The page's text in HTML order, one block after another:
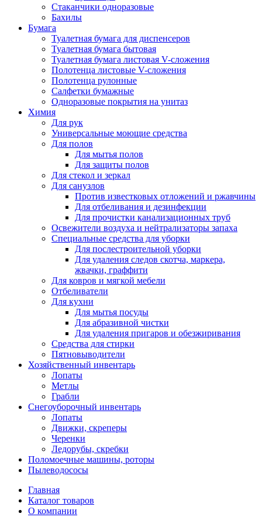
Стаканчики одноразовые
Бахилы
Бумага
Туалетная бумага для диспенсеров
Туалетная бумага бытовая
Туалетная бумага листовая V-сложения
Полотенца листовые V-сложения
Полотенца рулонные
Салфетки бумажные
Одноразовые покрытия на унитаз
Химия
Для рук
Универсальные моющие средства
Для полов
Для мытья полов
Для защиты полов
Для стекол и зеркал
Для санузлов
Против известковых отложений и ржавчины
Для отбеливания и дезинфекции
Для прочистки канализационных труб
Освежители воздуха и нейтрализаторы запаха
Специальные средства для уборки
Для послестроительной уборки
Для удаления следов скотча, маркера,
жвачки, граффити
Для ковров и мягкой мебели
Отбеливатели
Для кухни
Для мытья посуды
Для абразивной чистки
Для удаления пригаров и обезжиривания
Средства для стирки
Пятновыводители
Хозяйственный инвентарь
Лопаты
Метлы
Грабли
Снегоуборочный инвентарь
Лопаты
Движки, скреперы
Черенки
Ледорубы, скребки
Поломоечные машины, роторы
Пылеводососы
Главная
Каталог товаров
О компании